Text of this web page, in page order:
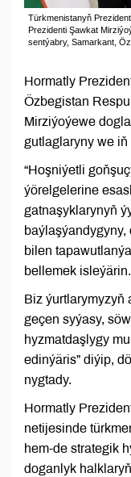
Türkmenistanyň
Prezidenti Şawkat
sentýabry, Samarkant,
Hormatly
Özbegistan
Mirziýoýewe
gutlaglaryny we
“Hoşniýetli
ýörelgelerine
gatnaşyklarynyň
bilen
bellemek isleýärin.
Biz ýurtlarymyzyň
geçen syýasy,
hyzmatdaşlygy
edinýäris” diýip,
nygtady.
Hormatly
netijesinde
hem-de strategik
doganlyk